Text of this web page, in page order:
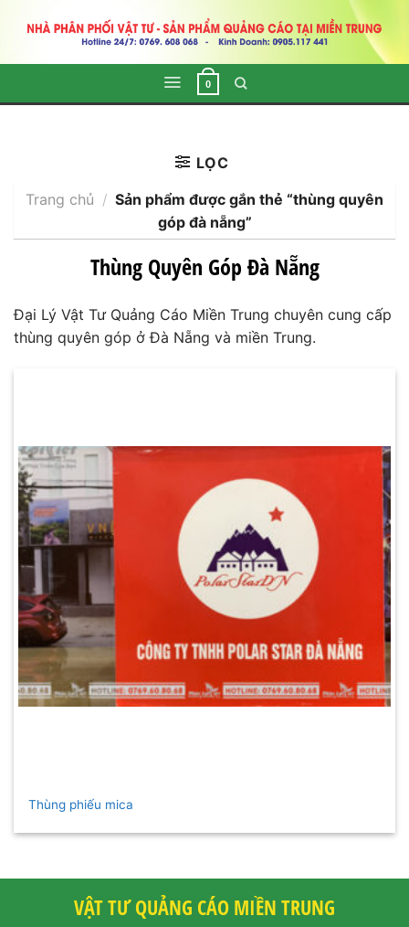
0
Thùng Quyên Góp Đà Nẵng
Trang chủ / Sản phẩm được gắn thẻ “thùng quyên
góp đà nẵng”
LỌC
Đại Lý Vật Tư Quảng Cáo Miền Trung chuyên cung cấp
thùng quyên góp ở Đà Nẵng và miền Trung.
Thùng phiếu mica
VẬT TƯ QUẢNG CÁO MIỀN TRUNG